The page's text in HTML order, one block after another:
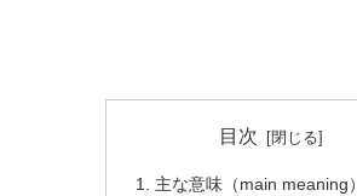
目次
主な意味（main meaning）